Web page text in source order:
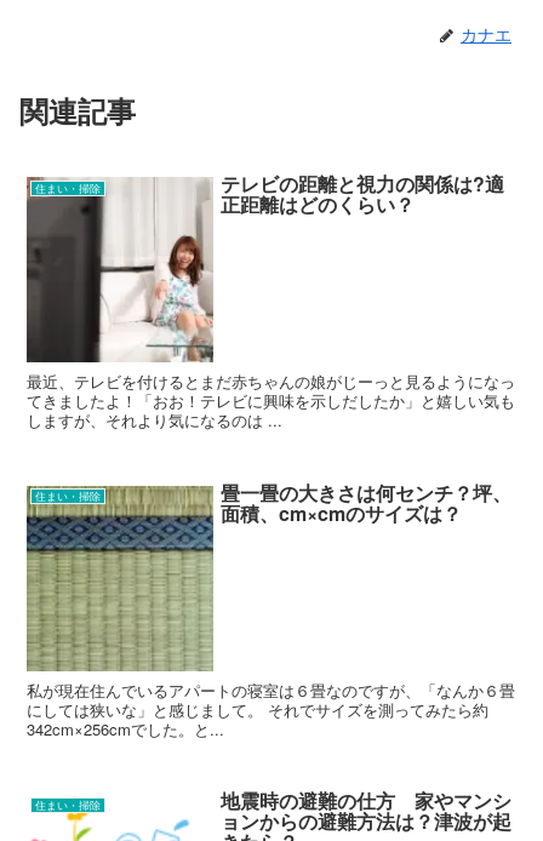
カナエ
関連記事
住まい・掃除 テレビの距離と視力の関係は?適
正距離はどのくらい？
最近、テレビを付けるとまだ赤ちゃんの娘がじーっと見るようになっ
てきましたよ！「おお！テレビに興味を示しだしたか」と嬉しい気も
しますが、それより気になるのは ...
住まい・掃除 畳一畳の大きさは何センチ？坪、
面積、cm×cmのサイズは？
私が現在住んでいるアパートの寝室は６畳なのですが、「なんか６畳
にしては狭いな」と感じまして。 それでサイズを測ってみたら約
342cm×256cmでした。と...
住まい・掃除 地震時の避難の仕方 家やマンシ
ョンからの避難方法は？津波が起